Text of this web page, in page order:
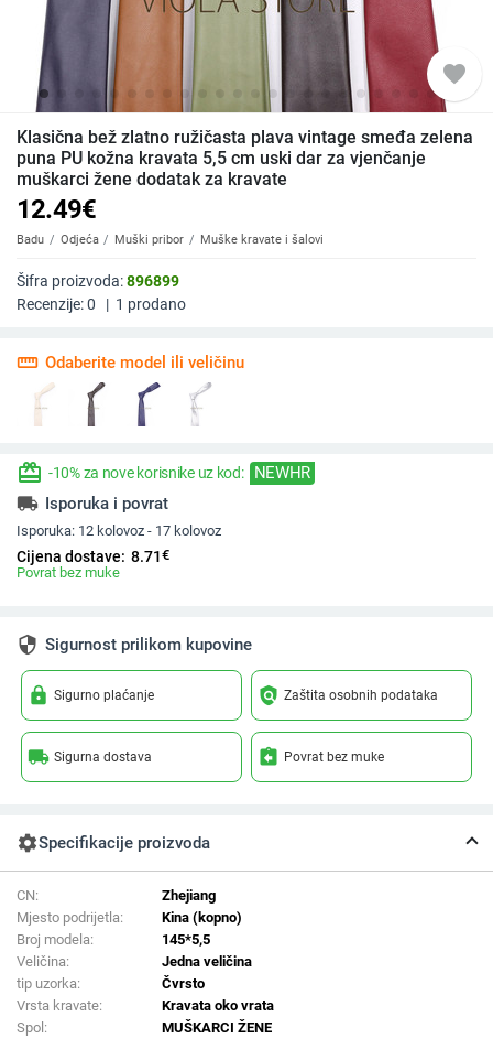
favorite
Klasična bež zlatno ružičasta plava vintage smeđa zelena
puna PU kožna kravata 5,5 cm uski dar za vjenčanje
muškarci žene dodatak za kravate
12.49€
Badu Odjeća Muški pribor Muške kravate i šalovi
Šifra proizvoda:896899
Recenzije:0 | 1 prodano
straighten Odaberite model ili veličinu
redeem -10% za nove korisnike uz kod: NEWHR
local_shipping Isporuka i povrat
Isporuka: 12 kolovoz - 17 kolovoz
Cijena dostave: 8.71€
Povrat bez muke
security Sigurnost prilikom kupovine
lock Sigurno plaćanje policy Zaštita osobnih podataka
local_shipping Sigurna dostava assignment_return Povrat bez muke
settingsSpecifikacije proizvoda
CN:
Zhejiang
Mjesto podrijetla:
Kina (kopno)
Broj modela:
145*5,5
Veličina:
Jedna veličina
tip uzorka:
Čvrsto
Vrsta kravate:
Kravata oko vrata
Spol:
MUŠKARCI ŽENE